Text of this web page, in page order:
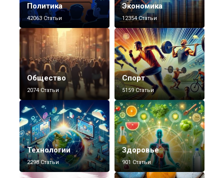
Политика
42063 Статьи
Экономика
12354 Статьи
Общество
2074 Статьи
Спорт
5159 Статьи
Технологии
2298 Статьи
Здоровье
901 Статьи